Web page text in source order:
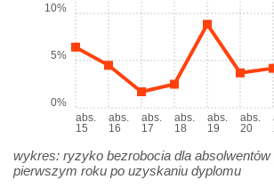
abs.
15
abs.
16
abs.
17
abs.
18
abs.
19
abs.
20
0%
5%
10%
wykres: ryzyko bezrobocia dla absolwentów
pierwszym roku po uzyskaniu dyplomu